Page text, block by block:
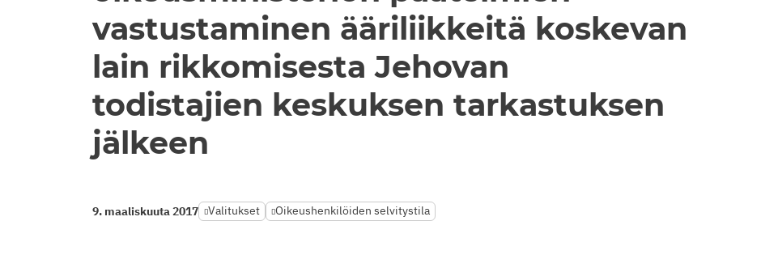
vastustaminen ääriliikkeitä koskevan
lain rikkomisesta Jehovan
todistajien keskuksen tarkastuksen
jälkeen
9. maaliskuuta 2017 Valitukset Oikeushenkilöiden selvitystila